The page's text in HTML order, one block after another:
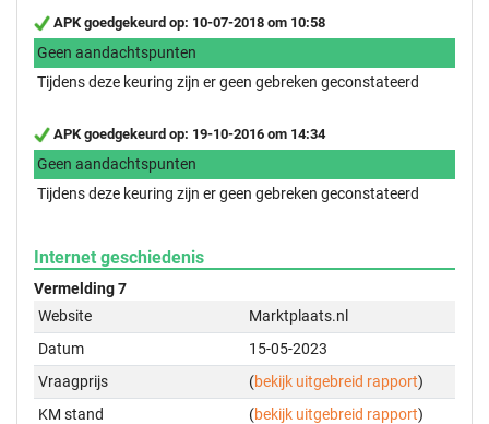
APK goedgekeurd op: 10-07-2018 om 10:58
Geen aandachtspunten
Tijdens deze keuring zijn er geen gebreken geconstateerd
APK goedgekeurd op: 19-10-2016 om 14:34
Geen aandachtspunten
Tijdens deze keuring zijn er geen gebreken geconstateerd
Internet geschiedenis
Vermelding 7
Website
Marktplaats.nl
Datum
15-05-2023
Vraagprijs
(bekijk uitgebreid rapport)
KM stand
(bekijk uitgebreid rapport)